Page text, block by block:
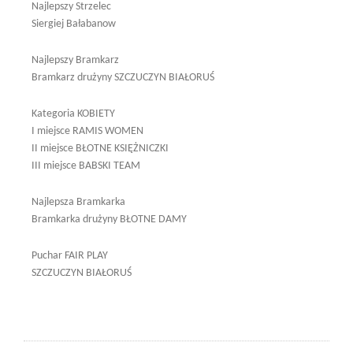
Najlepszy Strzelec
Siergiej Bałabanow
Najlepszy Bramkarz
Bramkarz drużyny SZCZUCZYN BIAŁORUŚ
Kategoria KOBIETY
I miejsce RAMIS WOMEN
II miejsce BŁOTNE KSIĘŻNICZKI
III miejsce BABSKI TEAM
Najlepsza Bramkarka
Bramkarka drużyny BŁOTNE DAMY
Puchar FAIR PLAY
SZCZUCZYN BIAŁORUŚ